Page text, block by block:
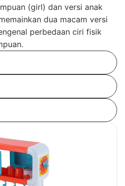
(girl) dan versi anak
dua macam versi
perbedaan ciri fisik